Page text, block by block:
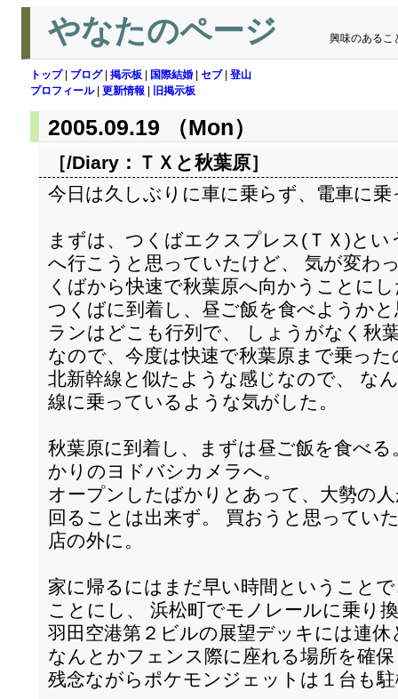
やなたのページ 興味のあるこ
トップ| ブログ| 掲示板 国際結婚 セブ| 登山
プロフィール| 更新情報 旧掲示板
2005.09.19 （Mon）
［/Diary： ＴＸと秋葉原］
今日は久しぶりに車に乗らず、電車に
まずは、つくばエクスプレス(ＴＸ)と
へ行こうと思っていたけど、 気が変わ
くばから快速で秋葉原へ向かうことに
つくばに到着し、昼ご飯を食べようか
ランはどこも行列で、 しょうがなく秋
なので、今度は快速で秋葉原まで乗っ
北新幹線と似たような感じなので、 な
線に乗っているような気がした。
秋葉原に到着し、まずは昼ご飯を食べ
かりのヨドバシカメラへ。
オープンしたばかりとあって、大勢の
回ることは出来ず。 買おうと思ってい
店の外に。
家に帰るにはまだ早い時間ということ
ことにし、 浜松町でモノレールに乗り
羽田空港第２ビルの展望デッキには連
なんとかフェンス際に座れる場所を確
残念ながらポケモンジェットは１台も